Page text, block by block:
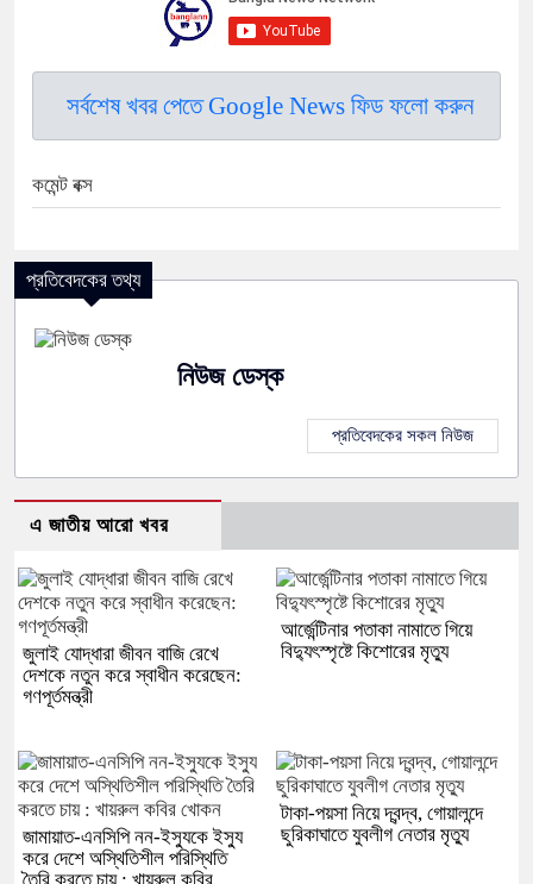
সর্বশেষ খবর পেতে Google News ফিড ফলো করুন
কমেন্ট বক্স
প্রতিবেদকের তথ্য
নিউজ ডেস্ক
প্রতিবেদকের সকল নিউজ
এ জাতীয় আরো খবর
জুলাই যোদ্ধারা জীবন বাজি রেখে
দেশকে নতুন করে স্বাধীন করেছেন:
গণপূর্তমন্ত্রী
আর্জেন্টিনার পতাকা নামাতে গিয়ে
বিদ্যুৎস্পৃষ্টে কিশোরের মৃত্যু
জামায়াত-এনসিপি নন-ইস্যুকে ইস্যু
করে দেশে অস্থিতিশীল পরিস্থিতি
টাকা-পয়সা নিয়ে দ্বন্দ্ব, গোয়ালন্দে
ছুরিকাঘাতে যুবলীগ নেতার মৃত্যু